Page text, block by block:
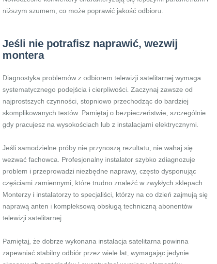
niższym szumem, co może poprawić jakość odbioru.
Jeśli nie potrafisz naprawić, wezwij
montera
Diagnostyka problemów z odbiorem telewizji satelitarnej wymaga
systematycznego podejścia i cierpliwości. Zaczynaj zawsze od
najprostszych czynności, stopniowo przechodząc do bardziej
skomplikowanych testów. Pamiętaj o bezpieczeństwie, szczególnie
gdy pracujesz na wysokościach lub z instalacjami elektrycznymi.
Jeśli samodzielne próby nie przynoszą rezultatu, nie wahaj się
wezwać fachowca. Profesjonalny instalator szybko zdiagnozuje
problem i przeprowadzi niezbędne naprawy, często dysponując
częściami zamiennymi, które trudno znaleźć w zwykłych sklepach.
Monterzy i instalatorzy to specjaliści, którzy na co dzień zajmują się
naprawą anten i kompleksową obsługą techniczną abonentów
telewizji satelitarnej.
Pamiętaj, że dobrze wykonana instalacja satelitarna powinna
zapewniać stabilny odbiór przez wiele lat, wymagając jedynie